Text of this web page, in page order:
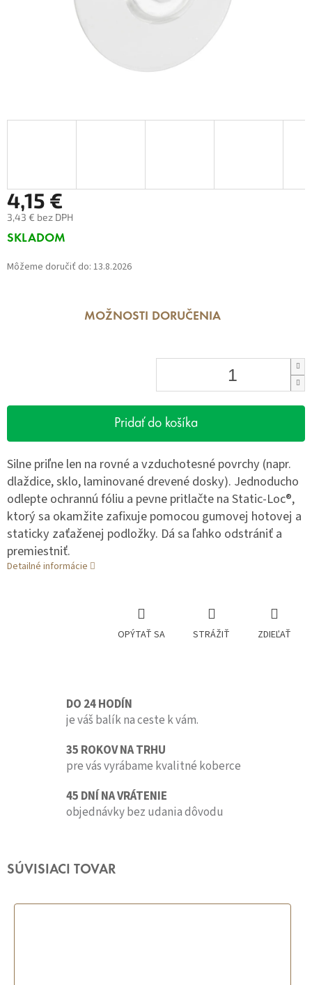
4,15 €
3,43 € bez DPH
Jednotková
SKLADOM
Môžeme doručiť do: 13.8.2026
MOŽNOSTI DORUČENIA
Pridať do košíka
Silne priľne len na rovné a vzduchotesné povrchy (napr.
dlaždice, sklo, laminované drevené dosky). Jednoducho
odlepte ochrannú fóliu a pevne pritlačte na Static-Loc®,
ktorý sa okamžite zafixuje pomocou gumovej hotovej a
staticky zaťaženej podložky. Dá sa ľahko odstrániť a
premiestniť.
Detailné informácie
OPÝTAŤ SA STRÁŽIŤ ZDIEĽAŤ
DO 24 HODÍN
je váš balík na ceste k vám.
35 ROKOV NA TRHU
pre vás vyrábame kvalitné koberce
45 DNÍ NA VRÁTENIE
objednávky bez udania dôvodu
SÚVISIACI TOVAR